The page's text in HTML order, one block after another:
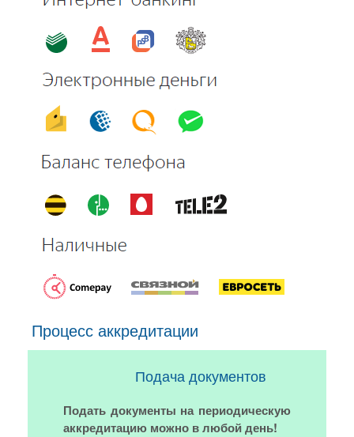
Процесс аккредитации
Подача документов
Подать документы на периодическую
аккредитацию можно в любой день!